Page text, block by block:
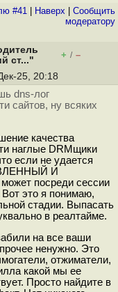
#41 Наверх
Cообщить
модератору
ст..."
+ / –
25, 20:18
dns-лог
сайтов, ну всяких
качества
наглые DRMщики
если не удается
И
посреди сессии
это я понимаю,
стадии. Выпасать
в реалтайме.
на все ваши
ненужно. Это
отжиматели,
какой мы ее
Просто найдите в